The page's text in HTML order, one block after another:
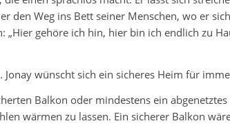
den Weg ins Bett seiner Menschen, wo er
gehöre ich hin, hier bin ich endlich zu
wünscht sich ein sicheres Heim für
Balkon oder mindestens ein
wärmen zu lassen. Ein sicherer Balkon